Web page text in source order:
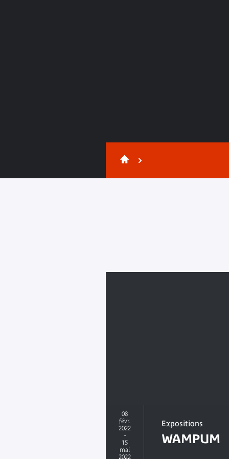
08
févr.
2022
-
15
mai
2022
Expositions
WAMPUM